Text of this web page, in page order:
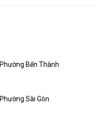
Bến Thành
Sài Gòn